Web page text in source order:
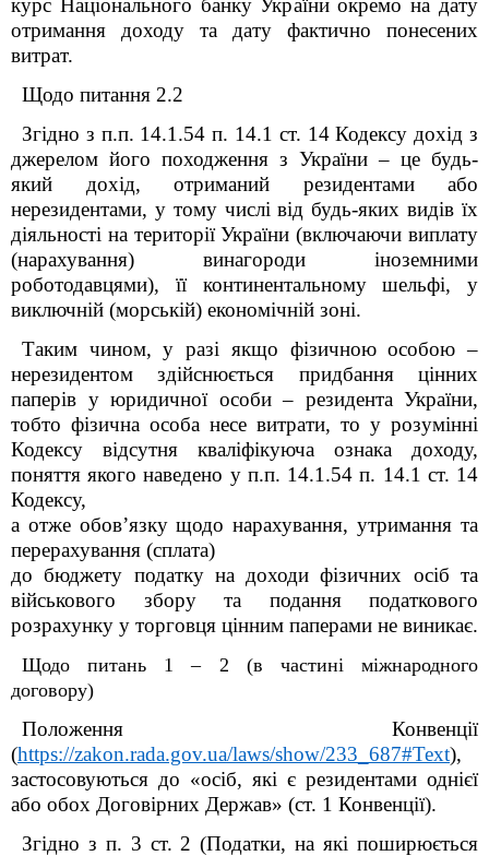
курс Національного банку України окремо на дату
отримання доходу та дату фактично понесених
витрат.
Щодо питання 2.2
Згідно з п.п. 14.1.54 п. 14.1 ст. 14 Кодексу дохід з
джерелом його походження з України – це будь-
який дохід, отриманий резидентами або
нерезидентами, у тому числі від будь-яких видів їх
діяльності на території України (включаючи виплату
(нарахування) винагороди іноземними
роботодавцями), її континентальному шельфі, у
виключній (морській) економічній зоні.
Таким чином, у разі якщо фізичною особою –
нерезидентом здійснюється придбання цінних
паперів у юридичної особи – резидента України,
тобто фізична особа несе витрати, то у розумінні
Кодексу відсутня кваліфікуюча ознака доходу,
поняття якого наведено у п.п. 14.1.54 п. 14.1 ст. 14
Кодексу,
а отже обов’язку щодо нарахування, утримання та
перерахування (сплата)
до бюджету податку на доходи фізичних осіб та
військового збору та подання податкового
розрахунку у торговця цінним паперами не виникає.
Щодо питань 1 – 2 (в частині міжнародного
договору)
Положення Конвенції
(https://zakon.rada.gov.ua/laws/show/233_687#Text),
застосовуються до «осіб, які є резидентами однієї
або обох Договірних Держав» (ст. 1 Конвенції).
Згідно з п. 3 ст. 2 (Податки, на які поширюється